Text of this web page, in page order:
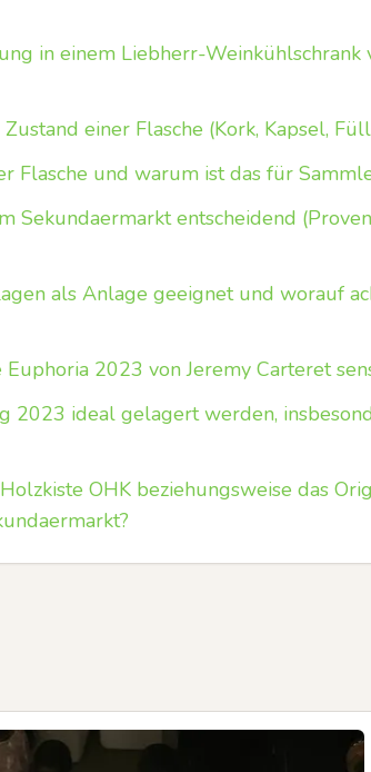
in einem Liebherr-
einer Flasche (Kork, Kapsel,
Flasche und warum ist das für
Sekundaermarkt entscheidend
als Anlage geeignet und worauf
2023 von Jeremy Carteret
2023 ideal gelagert werden,
OHK beziehungsweise das